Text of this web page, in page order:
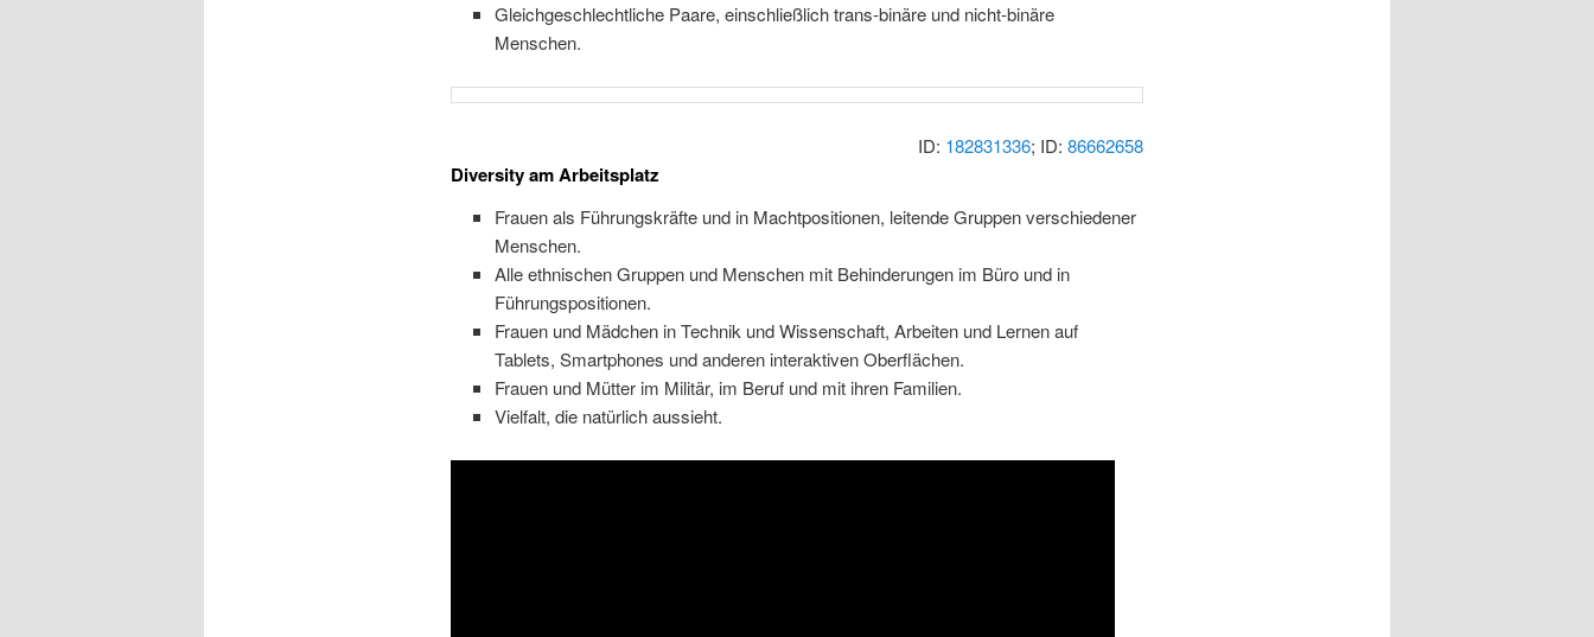
Gleichgeschlechtliche Paare, einschließlich trans-binäre und nicht-binäre
Menschen.
ID: 182831336; ID:86662658
Diversity am Arbeitsplatz
Frauen als Führungskräfte und in Machtpositionen, leitende Gruppen verschiedener
Menschen.
Alle ethnischen Gruppen und Menschen mit Behinderungen im Büro und in
Führungspositionen.
Frauen und Mädchen in Technik und Wissenschaft, Arbeiten und Lernen auf
Tablets, Smartphones und anderen interaktiven Oberflächen.
Frauen und Mütter im Militär, im Beruf und mit ihren Familien.
Vielfalt, die natürlich aussieht.